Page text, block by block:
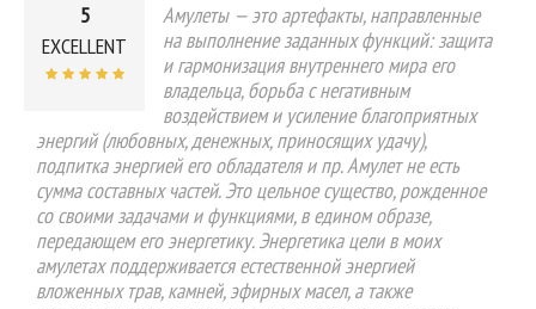
5
EXCELLENT
Амулеты — это артефакты, направленные
на выполнение заданных функций: защита
и гармонизация внутреннего мира его
владельца, борьба с негативным
воздействием и усиление благоприятных
энергий (любовных, денежных, приносящих удачу),
подпитка энергией его обладателя и пр. Амулет не есть
сумма составных частей. Это цельное существо, рожденное
со своими задачами и функциями, в едином образе,
передающем его энергетику. Энергетика цели в моих
амулетах поддерживается естественной энергией
вложенных трав, камней, эфирных масел, а также